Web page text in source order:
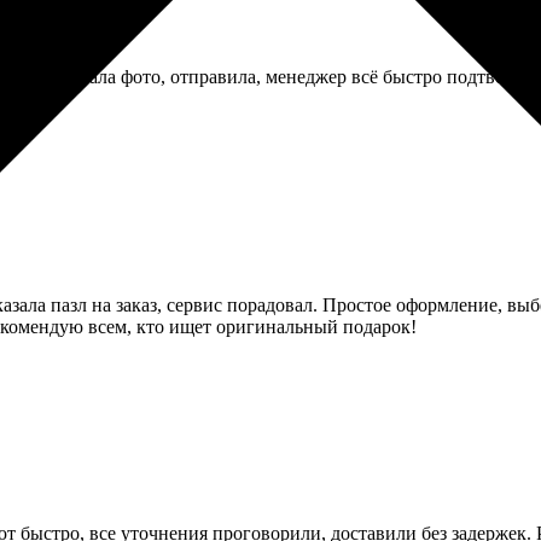
выбрала фото, отправила, менеджер всё быстро
пазл на заказ, сервис порадовал. Простое оформление,
всем, кто ищет оригинальный подарок!
быстро, все уточнения проговорили, доставили без